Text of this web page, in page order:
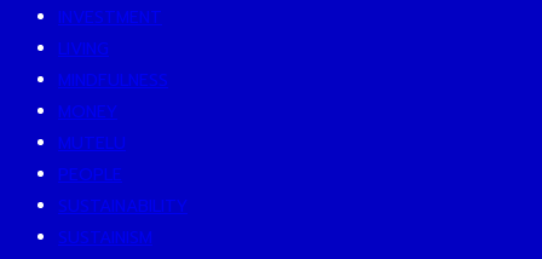
INVESTMENT
LIVING
MINDFULNESS
MONEY
MUTELU
PEOPLE
SUSTAINABILITY
SUSTAINISM